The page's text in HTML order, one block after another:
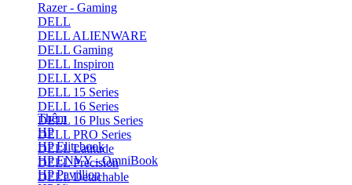
Razer - Gaming
DELL
DELL ALIENWARE
DELL Gaming
DELL Inspiron
DELL XPS
DELL 15 Series
DELL 16 Series
DELL 16 Plus Series
DELL PRO Series
DELL Latitude
DELL Precision
DELL Detachable
Thêm
HP
HP Elitebook
HP ENVY - OmniBook
HP Pavillion